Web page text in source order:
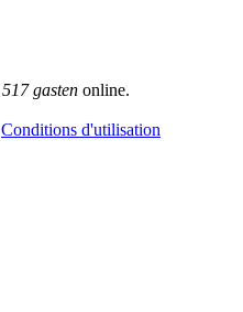
517 gasten online.
Conditions d'utilisation